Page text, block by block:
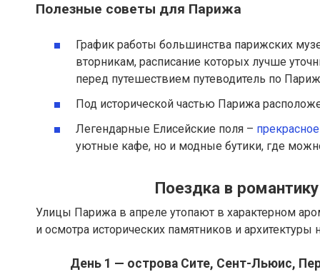
Полезные советы для Парижа
График работы большинства парижских
вторникам, расписание которых лучше
перед путешествием путеводитель по
Под исторической частью Парижа
Легендарные Елисейские поля –
уютные кафе, но и модные бутики, где
Поездка в
Улицы Парижа в апреле утопают в характерном
и осмотра исторических памятников и архитектуры
День 1 — острова Сите, Сент-Льюис,